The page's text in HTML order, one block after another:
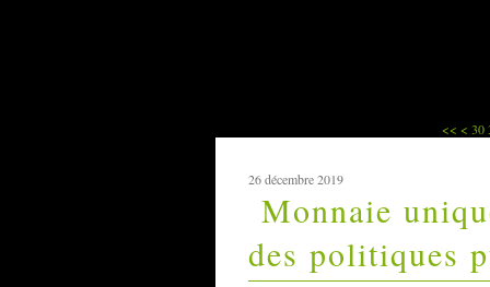
<< < 10
20
30
26 décembre 2019
Monnaie
des politiques